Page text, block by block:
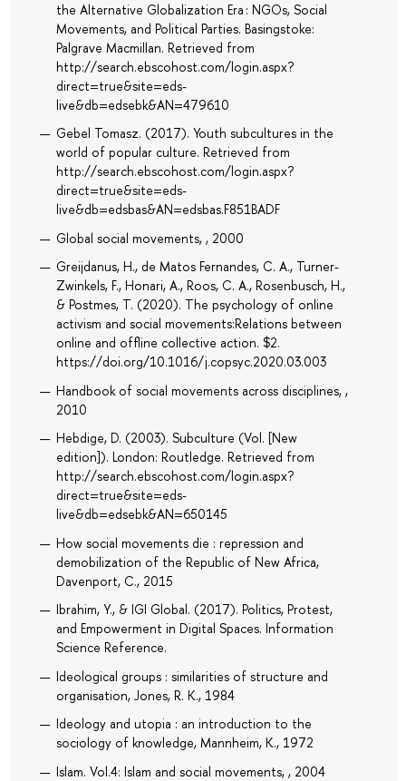
the Alternative Globalization Era : NGOs, Social
Movements, and Political Parties. Basingstoke:
Palgrave Macmillan. Retrieved from
http://search.ebscohost.com/login.aspx?
direct=true&site=eds-
live&db=edsebk&AN=479610
Gebel Tomasz. (2017). Youth subcultures in the
world of popular culture. Retrieved from
http://search.ebscohost.com/login.aspx?
direct=true&site=eds-
live&db=edsbas&AN=edsbas.F851BADF
Global social movements, , 2000
Greijdanus, H., de Matos Fernandes, C. A., Turner-
Zwinkels, F., Honari, A., Roos, C. A., Rosenbusch, H.,
& Postmes, T. (2020). The psychology of online
activism and social movements:Relations between
online and offline collective action. $2.
https://doi.org/10.1016/j.copsyc.2020.03.003
Handbook of social movements across disciplines, ,
2010
Hebdige, D. (2003). Subculture (Vol. [New
edition]). London: Routledge. Retrieved from
http://search.ebscohost.com/login.aspx?
direct=true&site=eds-
live&db=edsebk&AN=650145
How social movements die : repression and
demobilization of the Republic of New Africa,
Davenport, C., 2015
Ibrahim, Y., & IGI Global. (2017). Politics, Protest,
and Empowerment in Digital Spaces. Information
Science Reference.
Ideological groups : similarities of structure and
organisation, Jones, R. K., 1984
Ideology and utopia : an introduction to the
sociology of knowledge, Mannheim, K., 1972
Islam. Vol.4: Islam and social movements, , 2004